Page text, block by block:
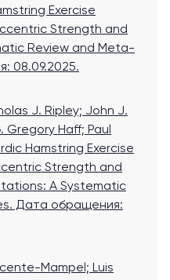
Exercise
Strength and
Review and Meta-
08.09.2025.
J. Ripley; John J.
Gregory Haff; Paul
Hamstring Exercise
Strength and
A Systematic
. Дата обращения:
Mampel; Luis